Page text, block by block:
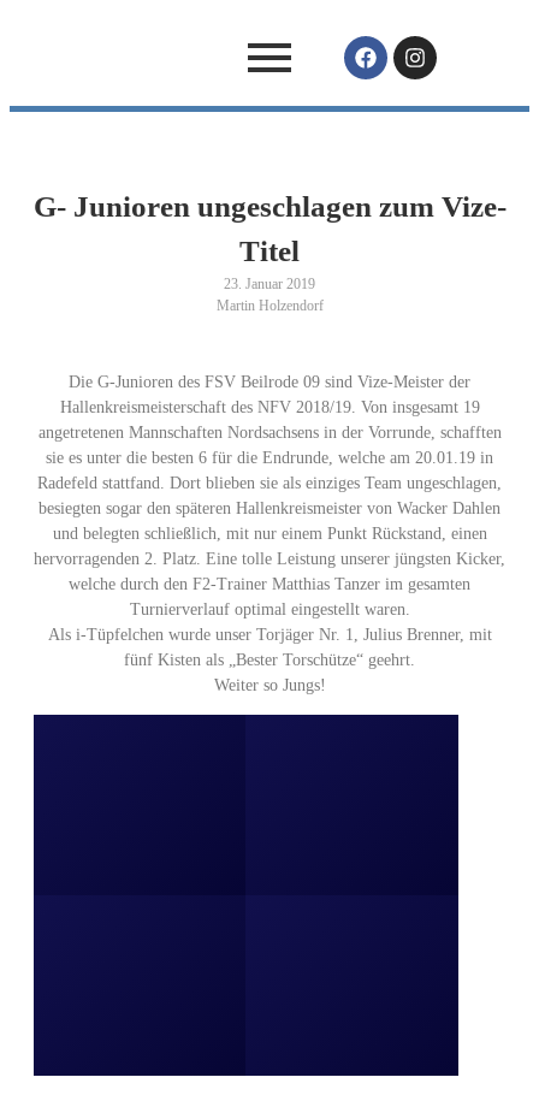
G- Junioren ungeschlagen zum Vize-
Titel
23. Januar 2019
Martin Holzendorf
Die G-Junioren des FSV Beilrode 09 sind Vize-Meister der
Hallenkreismeisterschaft des NFV 2018/19. Von insgesamt 19
angetretenen Mannschaften Nordsachsens in der Vorrunde, schafften
sie es unter die besten 6 für die Endrunde, welche am 20.01.19 in
Radefeld stattfand. Dort blieben sie als einziges Team ungeschlagen,
besiegten sogar den späteren Hallenkreismeister von Wacker Dahlen
und belegten schließlich, mit nur einem Punkt Rückstand, einen
hervorragenden 2. Platz. Eine tolle Leistung unserer jüngsten Kicker,
welche durch den F2-Trainer Matthias Tanzer im gesamten
Turnierverlauf optimal eingestellt waren.
Als i-Tüpfelchen wurde unser Torjäger Nr. 1, Julius Brenner, mit
fünf Kisten als „Bester Torschütze“ geehrt.
Weiter so Jungs!